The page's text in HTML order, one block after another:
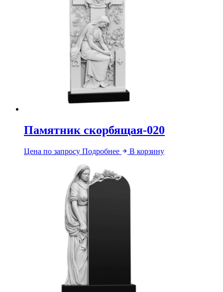
Памятник скорбящая-020
Цена по запросу Подробнее В корзину